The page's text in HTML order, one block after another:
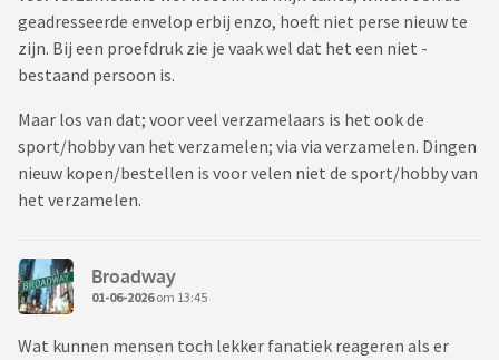
geadresseerde envelop erbij enzo, hoeft niet perse nieuw te
zijn. Bij een proefdruk zie je vaak wel dat het een niet -
bestaand persoon is.
Maar los van dat; voor veel verzamelaars is het ook de
sport/hobby van het verzamelen; via via verzamelen. Dingen
nieuw kopen/bestellen is voor velen niet de sport/hobby van
het verzamelen.
Broadway
01-06-2026om 13:45
Wat kunnen mensen toch lekker fanatiek reageren als er